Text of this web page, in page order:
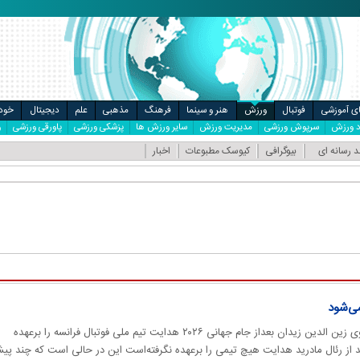
خودرو
آموزشی فوتبال ورزش هنر و سینما فرهنگ مذهبی علم دیجیتال
ورزش سرپوش ورزشی مدیریت ورزش سایر ورزش ها پزشکی ورزشی پاورقی ورزشی
رسانه ای بیوگرافی کیوسک مطبوعات اخبار
طبق اعلام خبرنگار سرشناس فرانسوی زین الدین زیدان بعداز جام جهانی ۲۰۲۶ هدایت تیم ملی فوتبال فرانسه را برعهده
از رئال مادرید هدایت هیچ تیمی را برعهده نگرفته‌است این در حالی است که چند